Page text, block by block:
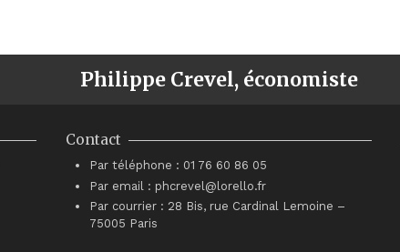
Philippe Crevel, économiste
Contact
Par téléphone : 01 76 60 86 05
Par email : phcrevel@lorello.fr
Par courrier : 28 Bis, rue Cardinal Lemoine –
75005 Paris